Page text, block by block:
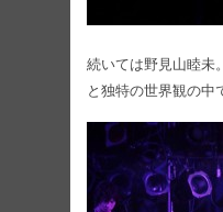
続いては野見山睦未
と独特の世界観の中